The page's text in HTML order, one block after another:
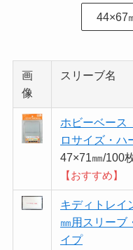
44×67
画
像
スリーブ名
ホビーベース
ロサイズ・ハ
47×71㎜/100
【おすすめ】
キディトレイ
㎜用スリーブ
イプ